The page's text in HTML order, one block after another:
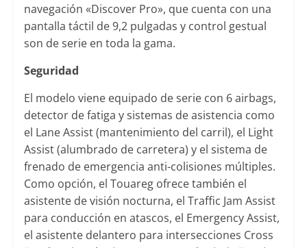
navegación «Discover Pro», que cuenta con una
pantalla táctil de 9,2 pulgadas y control gestual
son de serie en toda la gama.
Seguridad
El modelo viene equipado de serie con 6 airbags,
detector de fatiga y sistemas de asistencia como
el Lane Assist (mantenimiento del carril), el Light
Assist (alumbrado de carretera) y el sistema de
frenado de emergencia anti-colisiones múltiples.
Como opción, el Touareg ofrece también el
asistente de visión nocturna, el Traffic Jam Assist
para conducción en atascos, el Emergency Assist,
el asistente delantero para intersecciones Cross